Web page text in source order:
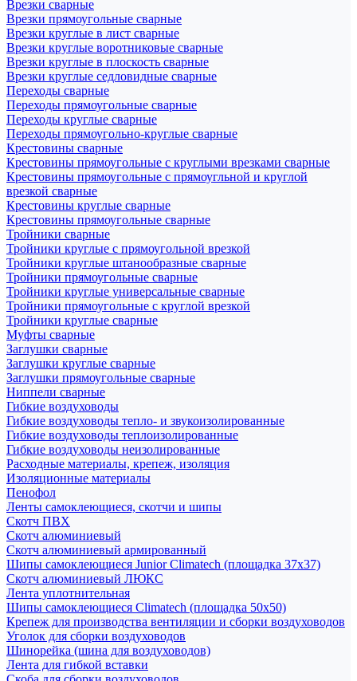
Врезки сварные
Врезки прямоугольные сварные
Врезки круглые в лист сварные
Врезки круглые воротниковые сварные
Врезки круглые в плоскость сварные
Врезки круглые седловидные сварные
Переходы сварные
Переходы прямоугольные сварные
Переходы круглые сварные
Переходы прямоугольно-круглые сварные
Крестовины сварные
Крестовины прямоугольные с круглыми врезками сварные
Крестовины прямоугольные с прямоугльной и круглой
врезкой сварные
Крестовины круглые сварные
Крестовины прямоугольные сварные
Тройники сварные
Тройники круглые с прямоугольной врезкой
Тройники круглые штанообразные сварные
Тройники прямоугольные сварные
Тройники круглые универсальные сварные
Тройники прямоугольные с круглой врезкой
Тройники круглые сварные
Муфты сварные
Заглушки сварные
Заглушки круглые сварные
Заглушки прямоугольные сварные
Ниппели сварные
Гибкие воздуховоды
Гибкие воздуховоды тепло- и звукоизолированные
Гибкие воздуховоды теплоизолированные
Гибкие воздуховоды неизолированные
Расходные материалы, крепеж, изоляция
Изоляционные материалы
Пенофол
Ленты самоклеющиеся, скотчи и шипы
Скотч ПВХ
Скотч алюминиевый
Скотч алюминиевый армированный
Шипы самоклеющиеся Junior Climatech (площадка 37х37)
Скотч алюминиевый ЛЮКС
Лента уплотнительная
Шипы самоклеющиеся Climatech (площадка 50х50)
Крепеж для производства вентиляции и сборки воздуховодов
Уголок для сборки воздуховодов
Шинорейка (шина для воздуховодов)
Лента для гибкой вставки